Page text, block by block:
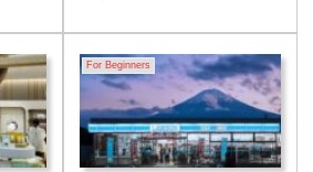
For Beginners